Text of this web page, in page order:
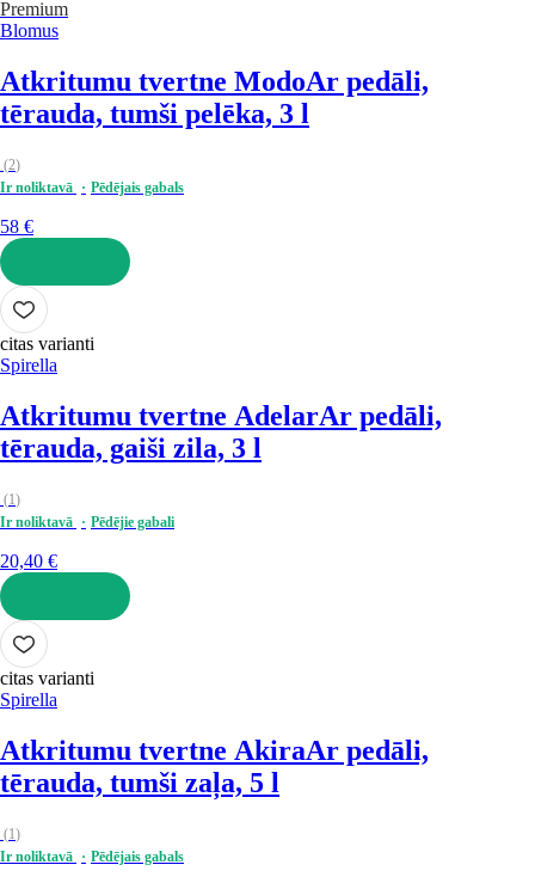
Premium
Blomus
Atkritumu tvertne ModoAr pedāli,
tērauda, tumši pelēka, 3 l
(2)
Ir noliktavā
Pēdējais gabals
58 €
LIKT GROZĀ
citas varianti
Spirella
Atkritumu tvertne AdelarAr pedāli,
tērauda, gaiši zila, 3 l
(1)
Ir noliktavā
Pēdējie gabali
20,40 €
LIKT GROZĀ
citas varianti
Spirella
Atkritumu tvertne AkiraAr pedāli,
tērauda, tumši zaļa, 5 l
(1)
Ir noliktavā
Pēdējais gabals